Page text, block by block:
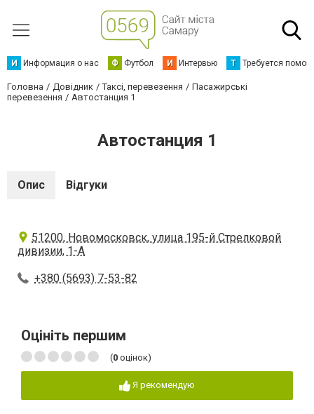
И Информация о нас Ф Футбол И Интервью Т Требуется
Головна Довідник Таксі, перевезення
Пасажирські
перевезення
Автостанция 1
Автостанция 1
Опис Відгуки
51200, Новомосковск, улица 195-й Стрелковой
дивизии, 1-А
+380 (5693) 7-53-82
Оцініть першим
(0 оцінок)
Я рекомендую